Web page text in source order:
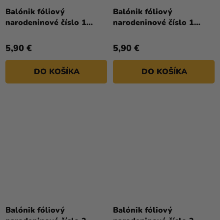
Balónik fóliový
narodeninové číslo 1
hodnotenie
produktu
5
hviezdičiek.
5,90 €
DO KOŠÍKA
Balónik fóliový
narodeninové číslo 1
hodnotenie
produktu
5
hviezdičiek.
5,90 €
DO KOŠÍKA
Balónik fóliový
Balónik fóliový